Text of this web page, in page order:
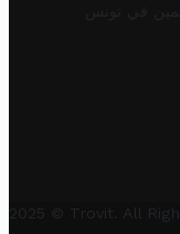
في تونس
2025 © Trovit. All